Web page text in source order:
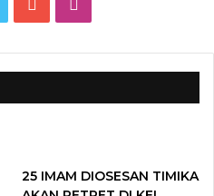
u
b
s
g
25 IMAM DIOSESAN TIMIKA